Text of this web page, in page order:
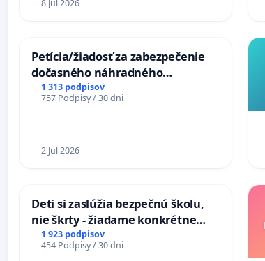
8 Jul 2026
Petícia/žiadosť za zabezpečenie
dočasného náhradného
premostenia Váhu počas úplnej
uzávery Vážskeho mosta v
1 313 podpisov
757 Podpisy / 30 dni
2 Jul 2026
Deti si zaslúžia bezpečnú školu,
nie škrty - žiadame konkrétne
opatrenia na zlepšenie situácie v
školstve
1 923 podpisov
454 Podpisy / 30 dni